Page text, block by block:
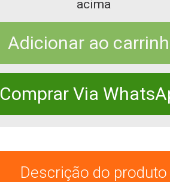
acima
Adicionar ao
Comprar Via
Descrição do produto